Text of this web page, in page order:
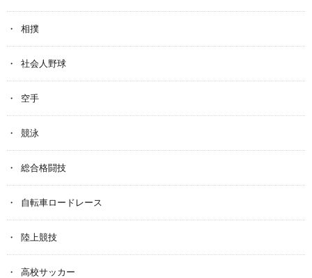
相撲
社会人野球
空手
競泳
総合格闘技
自転車ロードレース
陸上競技
高校サッカー